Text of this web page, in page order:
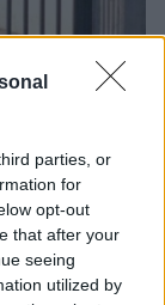
parties, or
for
opt-out
that after your
seeing
utilized by
ειρήνης
και μία
κλήθηκαν